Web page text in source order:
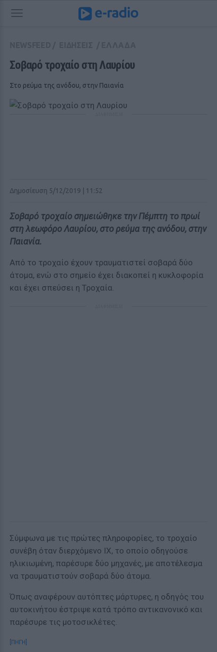
Σοβαρό τροχαίο στη Λαυρίου
Στο ρεύμα της ανόδου, στην Παιανία
Δημοσίευση 5/12/2019 | 11:52
Σοβαρό τροχαίο σημειώθηκε την Πέμπτη το πρωί
στη λεωφόρο Λαυρίου, στο ρεύμα της ανόδου, στην
Παιανία.
Από το τροχαίο έχουν τραυματιστεί σοβαρά δύο
άτομα, ενώ στο σημείο έχει διακοπεί η κυκλοφορία
και έχει σπεύσει η Τροχαία.
Σύμφωνα με τις πρώτες πληροφορίες, το τροχαίο
συνέβη όταν διερχόμενο ΙΧ, το οποίο οδηγούσε
ηλικιωμένη, παρέσυρε δύο μηχανές, με αποτέλεσμα
να τραυματιστούν σοβαρά δύο άτομα.
Όπως αναφέρουν αυτόπτες μάρτυρες, η οδηγός του
αυτοκινήτου έστριψε κατά τρόπο αντικανονικό και
παρέσυρε τις μοτοσικλέτες.
[ΠΗΓΗ]